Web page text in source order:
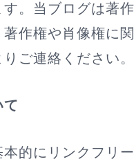
す。当ブログは著
作権や肖像権に
ご連絡ください
て
本的にリンクフリ